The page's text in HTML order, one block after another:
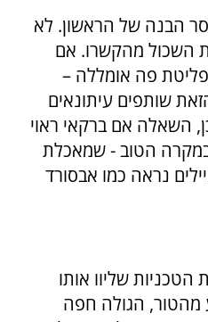
הבנה של הראשון. לא
השכול מהקשרו. אם
פה אומללה –
שותפים עיתונאים
השאלה אם ברקאי ראוי
הטוב - שמאכלת
נראה כמו אבסורד
הטכניות שליוו אותו
הגולה חפה